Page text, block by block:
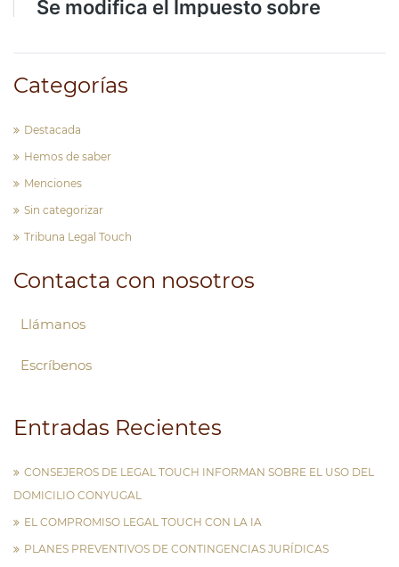
Categorías
Destacada
Hemos de saber
Menciones
Sin categorizar
Tribuna Legal Touch
Contacta con nosotros
Llámanos
Escríbenos
Entradas Recientes
CONSEJEROS DE LEGAL TOUCH INFORMAN SOBRE EL USO DEL
DOMICILIO CONYUGAL
EL COMPROMISO LEGAL TOUCH CON LA IA
PLANES PREVENTIVOS DE CONTINGENCIAS JURÍDICAS